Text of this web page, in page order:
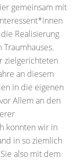
gemeinsam mit
Realisierung
zielgerichteten
an diesem
in die eigenen
Allem an den
konnten wir in
in so ziemlich
also mit dem